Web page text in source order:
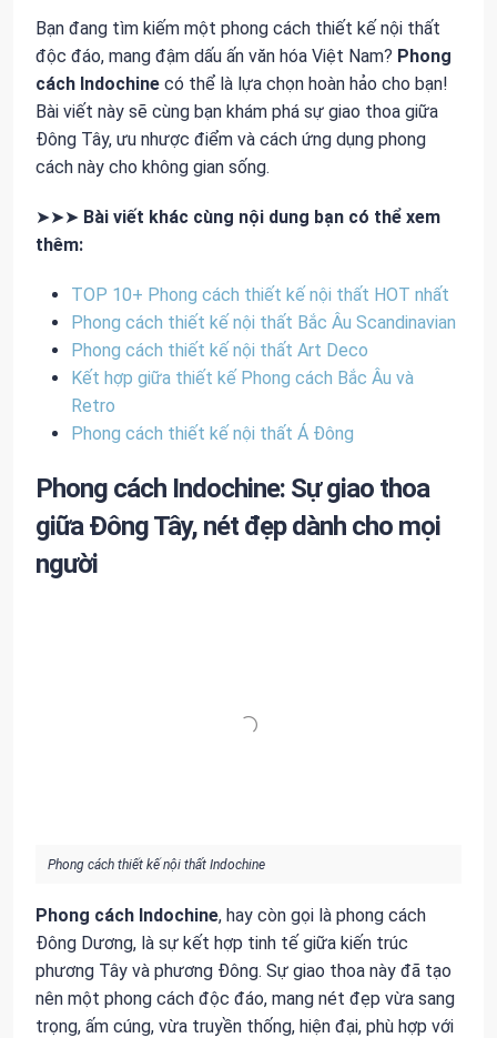
Bạn đang tìm kiếm một phong cách thiết kế nội thất
độc đáo, mang đậm dấu ấn văn hóa Việt Nam? Phong
cách Indochine có thể là lựa chọn hoàn hảo cho bạn!
Bài viết này sẽ cùng bạn khám phá sự giao thoa giữa
Đông Tây, ưu nhược điểm và cách ứng dụng phong
cách này cho không gian sống.
➤➤➤ Bài viết khác cùng nội dung bạn có thể xem
thêm:
TOP 10+ Phong cách thiết kế nội thất HOT nhất
Phong cách thiết kế nội thất Bắc Âu Scandinavian
Phong cách thiết kế nội thất Art Deco
Kết hợp giữa thiết kế Phong cách Bắc Âu và
Retro
Phong cách thiết kế nội thất Á Đông
Phong cách Indochine: Sự giao thoa
giữa Đông Tây, nét đẹp dành cho mọi
người
Phong cách thiết kế nội thất Indochine
Phong cách Indochine, hay còn gọi là phong cách
Đông Dương, là sự kết hợp tinh tế giữa kiến trúc
phương Tây và phương Đông. Sự giao thoa này đã tạo
nên một phong cách độc đáo, mang nét đẹp vừa sang
trọng, ấm cúng, vừa truyền thống, hiện đại, phù hợp với